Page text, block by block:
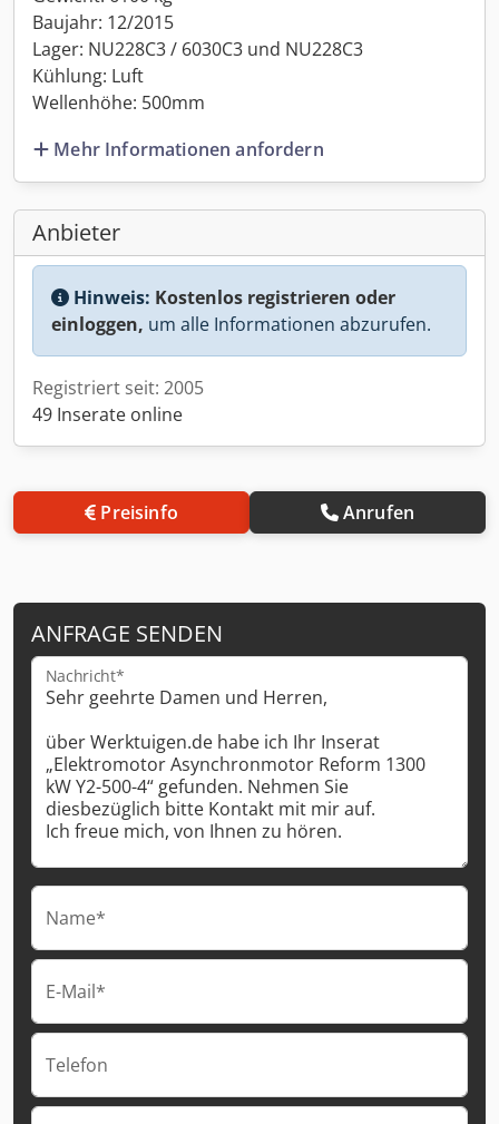
Baujahr: 12/2015
Lager: NU228C3 / 6030C3 und NU228C3
Kühlung: Luft
Wellenhöhe: 500mm
Mehr Informationen anfordern
Anbieter
Hinweis: Kostenlos registrieren oder
einloggen, um alle Informationen abzurufen.
Registriert seit: 2005
49 Inserate online
Preisinfo Anrufen
ANFRAGE SENDEN
Nachricht*
Name*
E-Mail*
Telefon